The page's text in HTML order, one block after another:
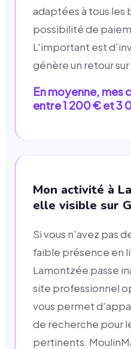
adaptées à tous les
possibilité de
L'important est
génère un retour
En moyenne, mes
entre 1 200 € et 3
Mon activité à
elle visible sur
Si vous n'avez pas
faible présence en
Lamontzée passe
site professionnel
vous permet
de recherche pour
pertinents.